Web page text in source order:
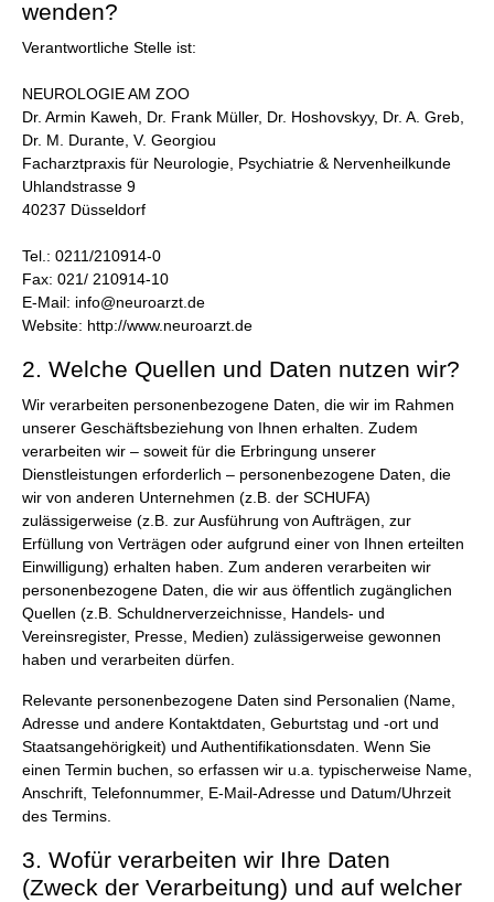
wenden?
Verantwortliche Stelle ist:
NEUROLOGIE AM ZOO
Dr. Armin Kaweh, Dr. Frank Müller, Dr. Hoshovskyy, Dr. A. Greb,
Dr. M. Durante, V. Georgiou
Facharztpraxis für Neurologie, Psychiatrie & Nervenheilkunde
Uhlandstrasse 9
40237 Düsseldorf
Tel.: 0211/210914-0
Fax: 021/ 210914-10
E-Mail: info@neuroarzt.de
Website: http://www.neuroarzt.de
2. Welche Quellen und Daten nutzen wir?
Wir verarbeiten personenbezogene Daten, die wir im Rahmen
unserer Geschäftsbeziehung von Ihnen erhalten. Zudem
verarbeiten wir – soweit für die Erbringung unserer
Dienstleistungen erforderlich – personenbezogene Daten, die
wir von anderen Unternehmen (z.B. der SCHUFA)
zulässigerweise (z.B. zur Ausführung von Aufträgen, zur
Erfüllung von Verträgen oder aufgrund einer von Ihnen erteilten
Einwilligung) erhalten haben. Zum anderen verarbeiten wir
personenbezogene Daten, die wir aus öffentlich zugänglichen
Quellen (z.B. Schuldnerverzeichnisse, Handels- und
Vereinsregister, Presse, Medien) zulässigerweise gewonnen
haben und verarbeiten dürfen.
Relevante personenbezogene Daten sind Personalien (Name,
Adresse und andere Kontaktdaten, Geburtstag und -ort und
Staatsangehörigkeit) und Authentifikationsdaten. Wenn Sie
einen Termin buchen, so erfassen wir u.a. typischerweise Name,
Anschrift, Telefonnummer, E-Mail-Adresse und Datum/Uhrzeit
des Termins.
3. Wofür verarbeiten wir Ihre Daten
(Zweck der Verarbeitung) und auf welcher